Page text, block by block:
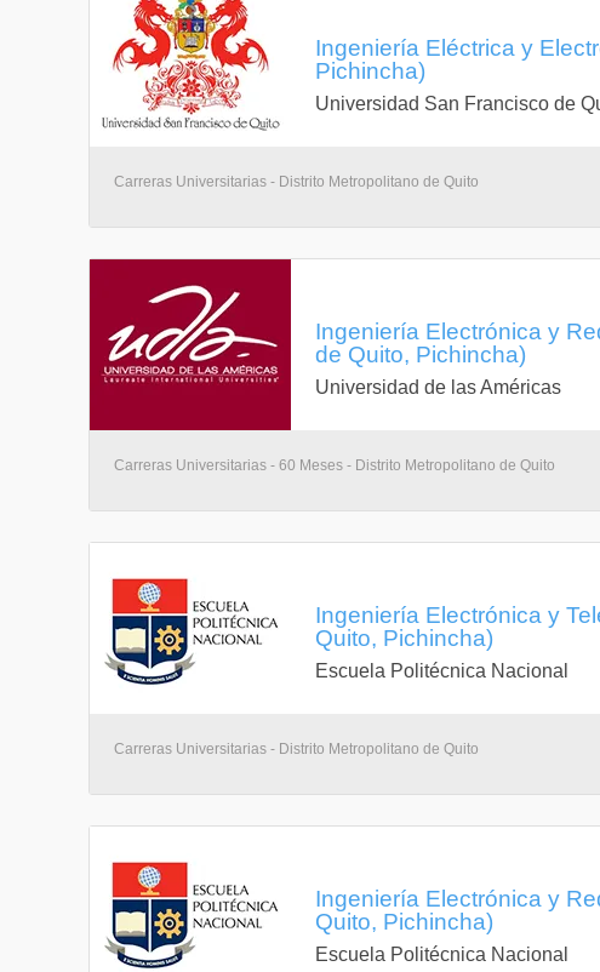
Ingeniería Eléctrica y
Pichincha)
Universidad San Francisco de
Carreras Universitarias - Distrito Metropolitano de Quito
Ingeniería Electrónica y
de Quito, Pichincha)
Universidad de las Américas
Carreras Universitarias - 60 Meses - Distrito Metropolitano de Quito
Ingeniería Electrónica y
Quito, Pichincha)
Escuela Politécnica Nacional
Carreras Universitarias - Distrito Metropolitano de Quito
Ingeniería Electrónica y
Quito, Pichincha)
Escuela Politécnica Nacional